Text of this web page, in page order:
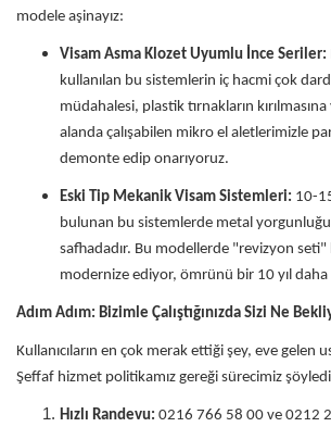
modele aşinayız:
Visam Asma Klozet Uyumlu İnce Seriler:
kullanılan bu sistemlerin iç hacmi çok
müdahalesi, plastik tırnakların
alanda çalışabilen mikro el aletlerimizle
demonte edip onarıyoruz.
Eski Tip Mekanik Visam Sistemleri: 10-
bulunan bu sistemlerde metal
safhadadır. Bu modellerde "revizyon
modernize ediyor, ömrünü bir 10 yıl daha
Adım Adım: Bizimle Çalıştığınızda Sizi Ne
Kullanıcıların en çok merak ettiği şey, eve gelen
Şeffaf hizmet politikamız gereği sürecimiz
Hızlı Randevu: 0216 766 58 00 ve 0212